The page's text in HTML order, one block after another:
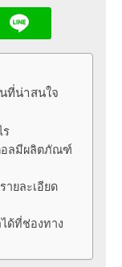
ที่น่าสนใจ
ร
อลมีผลิตภัณฑ์
ยละเอียด
ด้ที่ช่องทาง